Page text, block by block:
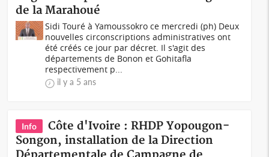
de la Marahoué
Sidi Touré à Yamoussokro ce mercredi (ph) Deux
nouvelles circonscriptions administratives ont
été créés ce jour par décret. Il s'agit des
départements de Bonon et Gohitafla
respectivement p...
il y a 5 ans
Info
Côte d'Ivoire : RHDP Yopougon-
Songon, installation de la Direction